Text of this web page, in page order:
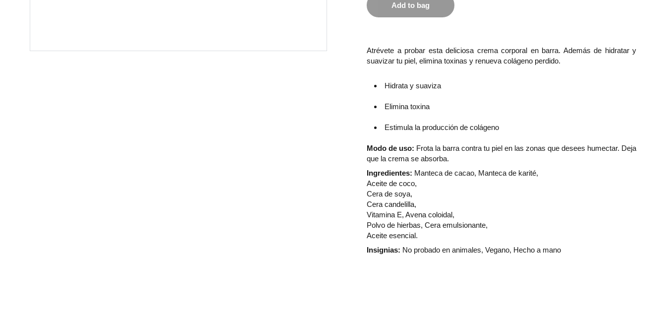
Add to bag
Atrévete a probar esta deliciosa crema corporal en barra. Además de hidratar y
suavizar tu piel, elimina toxinas y renueva colágeno perdido.
Hidrata y suaviza
Elimina toxina
Estimula la producción de colágeno
Modo de uso: Frota la barra contra tu piel en las zonas que desees humectar. Deja
que la crema se absorba.
Ingredientes: Manteca de cacao, Manteca de karité,
Aceite de coco,
Cera de soya,
Cera candelilla,
Vitamina E, Avena coloidal,
Polvo de hierbas, Cera emulsionante,
Aceite esencial.
Insignias: No probado en animales, Vegano, Hecho a mano